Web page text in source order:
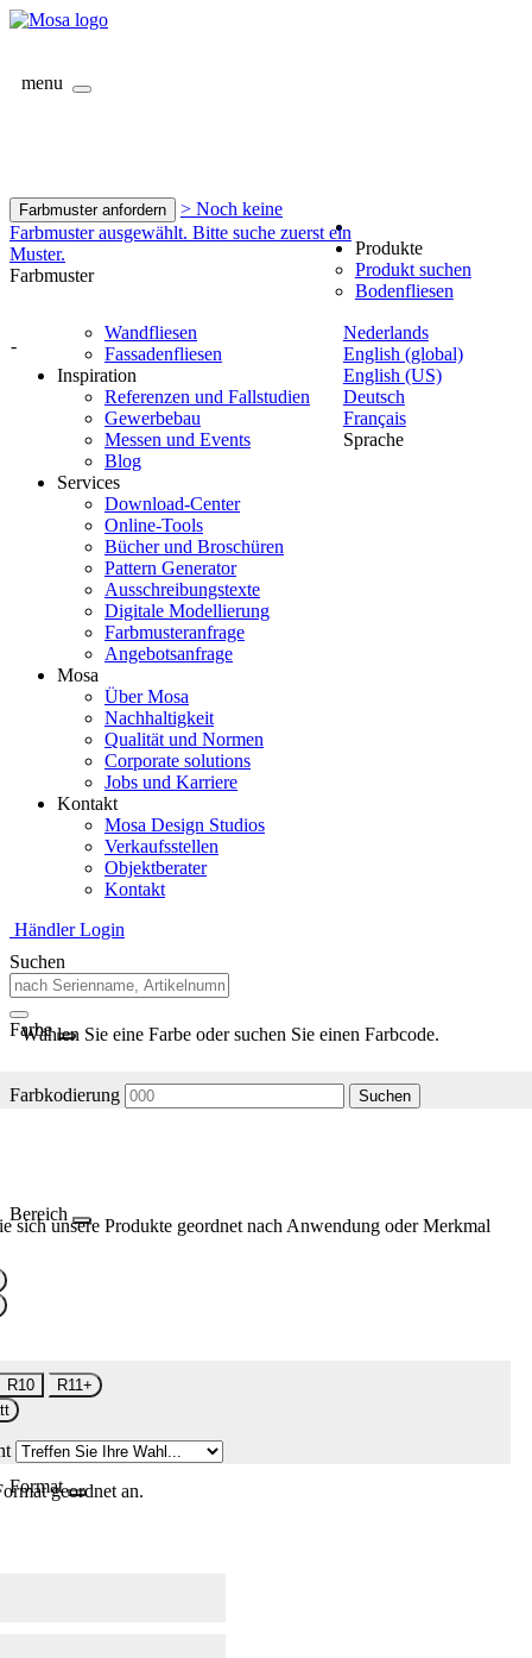
menu
Farbmuster anfordern
> Noch keine
Farbmuster ausgewählt. Bitte suche zuerst ein
Muster.
Farbmuster
-
Nederlands
English (global)
English (US)
Deutsch
Français
Sprache
Produkte
Produkt suchen
Bodenfliesen
Wandfliesen
Fassadenfliesen
Inspiration
Referenzen und Fallstudien
Gewerbebau
Messen und Events
Blog
Services
Download-Center
Online-Tools
Bücher und Broschüren
Pattern Generator
Ausschreibungstexte
Digitale Modellierung
Farbmusteranfrage
Angebotsanfrage
Mosa
Über Mosa
Nachhaltigkeit
Qualität und Normen
Corporate solutions
Jobs und Karriere
Kontakt
Mosa Design Studios
Verkaufsstellen
Objektberater
Kontakt
Händler Login
Suchen
Farbe
Wählen Sie eine Farbe oder suchen Sie einen Farbcode.
Farbkodierung Suchen
Bereich
sich unsere Produkte geordnet nach Anwendung oder Merkmal
R10
R11+
Formatgeordnet an.